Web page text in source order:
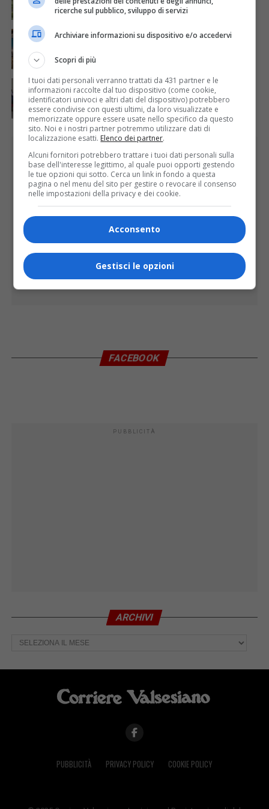
stato di calamità naturale
ATTUALITÀ 7 giorni fa
Concluso il Master Gessi Summer Excellence 2026
ATTUALITÀ 6 giorni fa
Festa Walser delle genti valsesiane quinta edizione
FACEBOOK
PUBBLICITÀ
ARCHIVI
Archivi
PUBBLICITÀ PRIVACY POLICY COOKIE POLICY
ricerche sul pubblico, sviluppo di servizi
Archiviare informazioni su dispositivo e/o accedervi
Scopri di più
I tuoi dati personali verranno trattati da 431 partner e le
informazioni raccolte dal tuo dispositivo (come cookie,
identificatori univoci e altri dati del dispositivo) potrebbero
essere condivise con questi ultimi, da loro visualizzate e
memorizzate oppure essere usate nello specifico da questo
sito. Noi e i nostri partner potremmo utilizzare dati di
localizzazione esatti. Elenco dei partner.
Alcuni fornitori potrebbero trattare i tuoi dati personali sulla
base dell'interesse legittimo, al quale puoi opporti gestendo
le tue opzioni qui sotto. Cerca un link in fondo a questa
pagina o nel menu del sito per gestire o revocare il consenso
nelle impostazioni della privacy e dei cookie.
Acconsento
Gestisci le opzioni